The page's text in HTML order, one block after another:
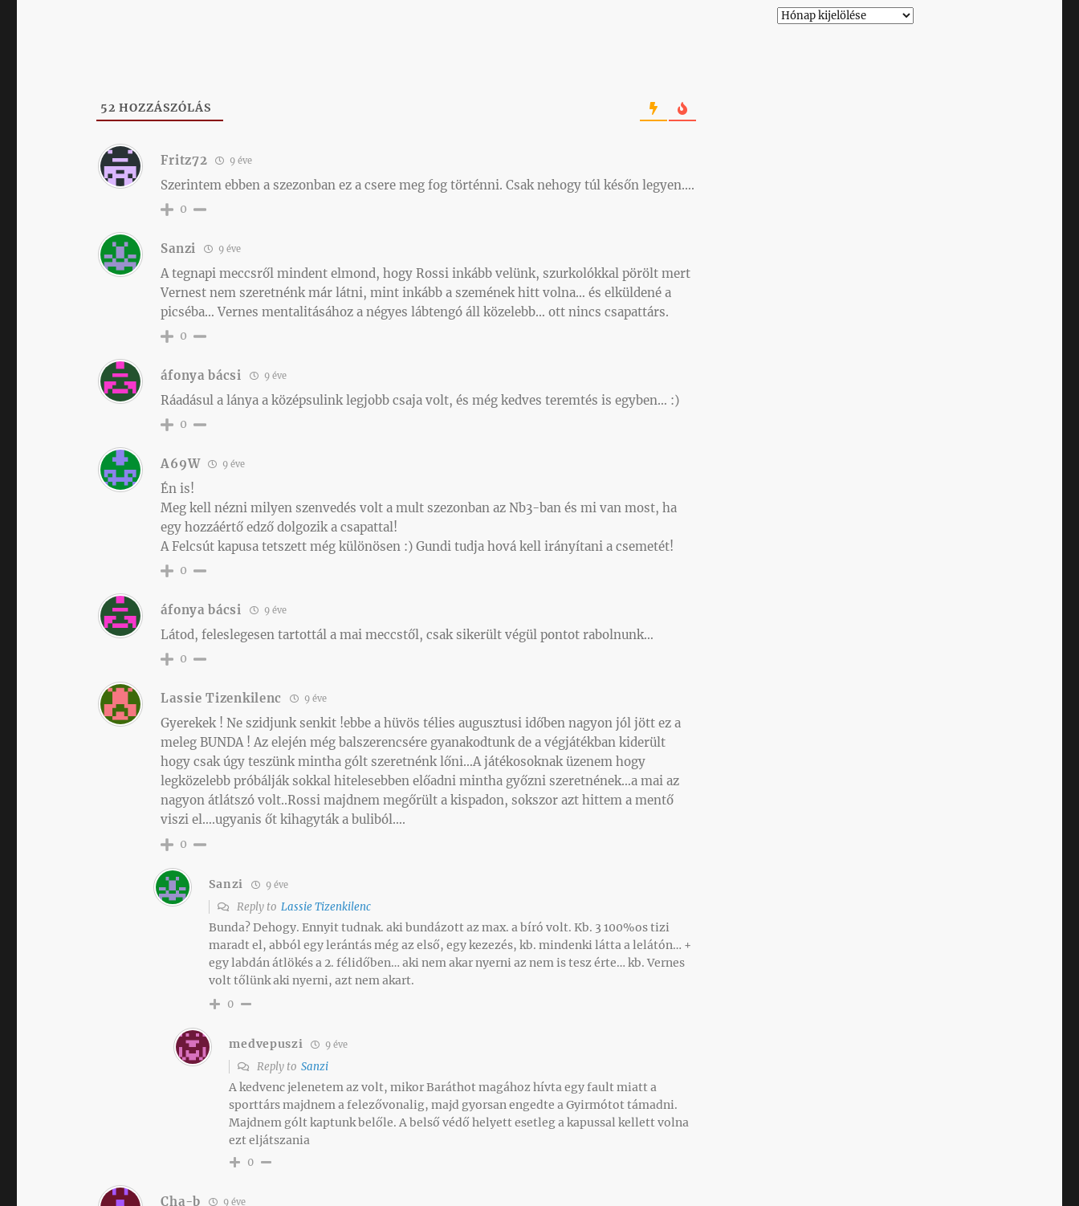
52 HOZZÁSZÓLÁS
Fritz72 9 éve
Szerintem ebben a szezonban ez a csere meg fog történni. Csak nehogy túl későn legyen….
0
Sanzi 9 éve
A tegnapi meccsről mindent elmond, hogy Rossi inkább velünk, szurkolókkal pörölt mert
Vernest nem szeretnénk már látni, mint inkább a szemének hitt volna… és elküldené a
picséba… Vernes mentalitásához a négyes lábtengó áll közelebb… ott nincs csapattárs.
0
áfonya bácsi 9 éve
Ráadásul a lánya a középsulink legjobb csaja volt, és még kedves teremtés is egyben… :)
0
A69W 9 éve
Én is!
Meg kell nézni milyen szenvedés volt a mult szezonban az Nb3-ban és mi van most, ha
egy hozzáértő edző dolgozik a csapattal!
A Felcsút kapusa tetszett még különösen :) Gundi tudja hová kell irányítani a csemetét!
0
áfonya bácsi 9 éve
Látod, feleslegesen tartottál a mai meccstől, csak sikerült végül pontot rabolnunk…
0
Lassie Tizenkilenc 9 éve
Gyerekek ! Ne szidjunk senkit !ebbe a hüvös télies augusztusi időben nagyon jól jött ez a
meleg BUNDA ! Az elején még balszerencsére gyanakodtunk de a végjátékban kiderült
hogy csak úgy teszünk mintha gólt szeretnénk lőni…A játékosoknak üzenem hogy
legközelebb próbálják sokkal hitelesebben előadni mintha győzni szeretnének…a mai az
nagyon átlátszó volt..Rossi majdnem megőrült a kispadon, sokszor azt hittem a mentő
viszi el….ugyanis őt kihagyták a buliból….
0
Sanzi 9 éve
Reply toLassie Tizenkilenc
Bunda? Dehogy. Ennyit tudnak. aki bundázott az max. a bíró volt. Kb. 3 100%os tizi
maradt el, abból egy lerántás még az első, egy kezezés, kb. mindenki látta a lelátón… +
egy labdán átlökés a 2. félidőben… aki nem akar nyerni az nem is tesz érte… kb. Vernes
volt tőlünk aki nyerni, azt nem akart.
0
medvepuszi 9 éve
Reply toSanzi
A kedvenc jelenetem az volt, mikor Baráthot magához hívta egy fault miatt a
sporttárs majdnem a felezővonalig, majd gyorsan engedte a Gyirmótot támadni.
Majdnem gólt kaptunk belőle. A belső védő helyett esetleg a kapussal kellett volna
ezt eljátszania
0
Cha-b 9 éve
Archívum